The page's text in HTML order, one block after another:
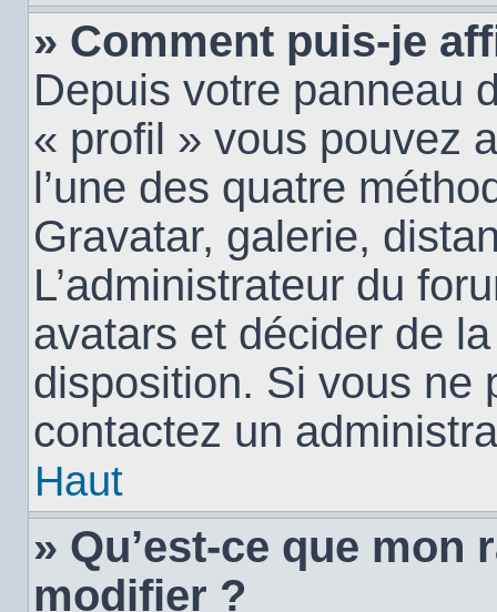
» Comment puis-je
Depuis votre panneau
« profil » vous pouvez
l’une des quatre
Gravatar, galerie,
L’administrateur du
avatars et décider de
disposition. Si vous ne
contactez un
Haut
» Qu’est-ce que mon
modifier ?